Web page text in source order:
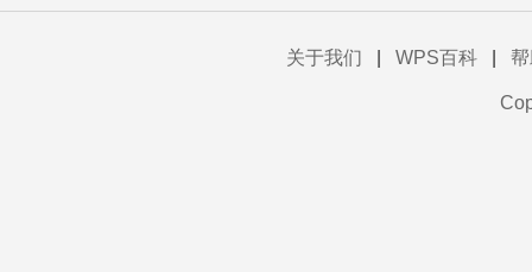
关于我们 WPS百科